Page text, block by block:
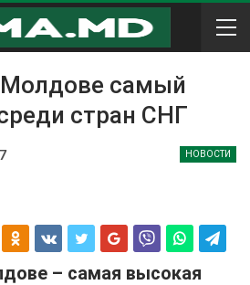
самый
стран СНГ
НОВОСТИ
– самая высокая